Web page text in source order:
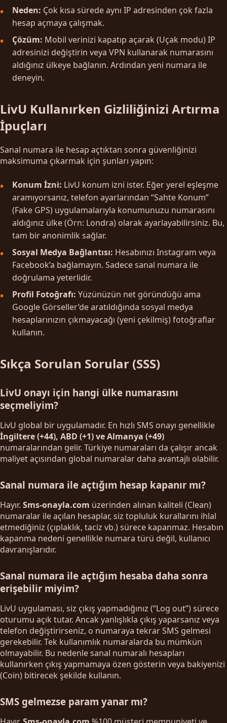
Neden: Çok kısa sürede aynı IP adresinden çok fazla
hesap açmaya çalışmak.
Çözüm: Mobil verinizi kapatıp açarak (Uçak modu) IP
adresinizi değiştirin veya VPN kullanarak numarasını
aldığınız ülkeye bağlanın. Ardından yeni numara ile
deneyin.
LivU Kullanırken Gizliliğinizi Artırma
İpuçları
Sanal numara ile hesap açtıktan sonra güvenliğinizi
maksimuma çıkarmak için şunları yapın:
Konum İzni: LivU konum izni ister. Eğer yerel eşleşme
aramıyorsanız, telefon ayarlarından “Sahte Konum”
(Fake GPS) uygulamalarıyla konumunuzu numarasını
aldığınız ülke (Örn: Londra) olarak ayarlayabilirsiniz. Bu,
tam bir anonimlik sağlar.
Sosyal Medya Bağlantısı: Hesabınızı Instagram veya
Facebook’a bağlamayın. Sadece sanal numara ile
doğrulama yeterlidir.
Profil Fotoğrafı: Yüzünüzün net göründüğü ama
Google Görseller’de aratıldığında sosyal medya
hesaplarınızın çıkmayacağı (yeni çekilmiş) fotoğraflar
kullanın.
Sıkça Sorulan Sorular (SSS)
LivU onayı için hangi ülke numarasını
seçmeliyim?
LivU global bir uygulamadır. En hızlı SMS onayı genellikle
İngiltere (+44), ABD (+1) ve Almanya (+49)
numaralarından gelir. Türkiye numaraları da çalışır ancak
maliyet açısından global numaralar daha avantajlı olabilir.
Sanal numara ile açtığım hesap kapanır mı?
Hayır. Sms-onayla.com üzerinden alınan kaliteli (Clean)
numaralar ile açılan hesaplar, siz topluluk kurallarını ihlal
etmediğiniz (çıplaklık, taciz vb.) sürece kapanmaz. Hesabın
kapanma nedeni genellikle numara türü değil, kullanıcı
davranışlarıdır.
Sanal numara ile açtığım hesaba daha sonra
erişebilir miyim?
LivU uygulaması, siz çıkış yapmadığınız (“Log out”) sürece
oturumu açık tutar. Ancak yanlışlıkla çıkış yaparsanız veya
telefon değiştirirseniz, o numaraya tekrar SMS gelmesi
gerekebilir. Tek kullanımlık numaralarda bu mümkün
olmayabilir. Bu nedenle sanal numaralı hesapları
kullanırken çıkış yapmamaya özen gösterin veya bakiyenizi
(Coin) bitirecek şekilde kullanın.
SMS gelmezse param yanar mı?